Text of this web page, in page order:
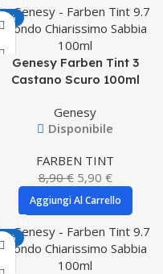
-34%
Genesy Farben Tint 3
Castano Scuro 100ml
Genesy
Disponibile
FARBEN TINT
8,90€ 5,90 €
Aggiungi Al Carrello
-34%